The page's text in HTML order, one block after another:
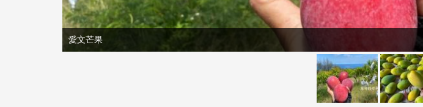
愛文芒果